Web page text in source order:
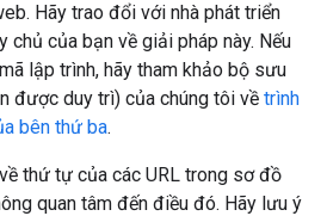
Hãy trao đổi với nhà phát triển
chủ của bạn về giải pháp này. Nếu
lập trình, hãy tham khảo bộ sưu
được duy trì) của chúng tôi về trình
bên thứ ba.
thứ tự của các URL trong sơ đồ
quan tâm đến điều đó. Hãy lưu ý